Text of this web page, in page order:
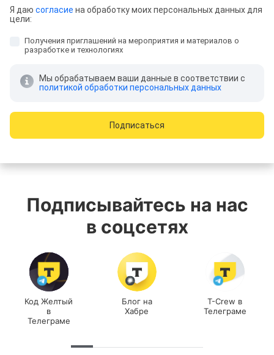
Я даю согласие на обработку моих персональных данных для
цели:
Получения приглашений на мероприятия и материалов о
разработке и технологиях
Мы обрабатываем ваши данные в соответствии с
политикой обработки персональных данных
Подписаться
Подписывайтесь на нас
в соцсетях
Код Желтый
в
Телеграме
Блог на
Хабре
T-Crew в
Телеграме